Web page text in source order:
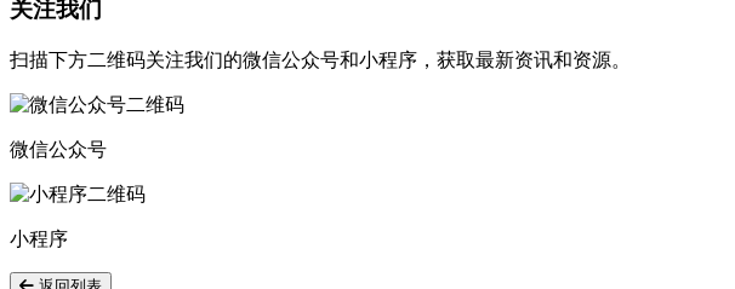
关注我们
扫描下方二维码关注我们的微信公众号和小程序，获取最新资讯和资源。
微信公众号
小程序